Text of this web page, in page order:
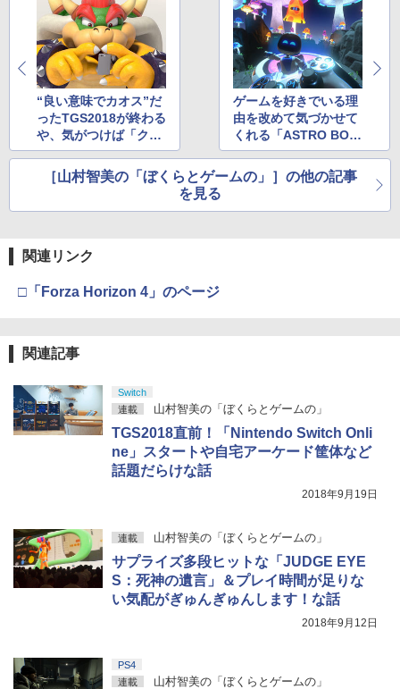
Switch2 ケース スイッチ2 Nintendo 対
応 スイッチ スイッチツー 名入れ かわい
い ニンテンドースイッチ カバー ポーチ
switch Lite 新型 本体 ジョイコン ソフ
ト ケーブル 収納可能 ポーチ クリスマス
ギフト クリスマス プレゼント 送料無料
￥1,300
【中古】Nintendo Switch 本体 (有機EL
モデル) HEG-S-KAAAA ホワイト 【202
1年10月】【ECセンター】保証期間1ヶ
Teacher's Pet OAV DVD 即納 dvd com
plete box Natural: Another Story 北米
版 Natural: Teacher's Pet USA正規品 -
Natural Another-Teacher's Pet 美少女
アニメ アニメ ナチュラル~Another~ 日
本語 英語 Teacher's Pet DVD コンプリ
ート
￥6,600
￥6,800
ニンテンドープリペイド番号 9000円|オ
ンラインコード版
￥9,000
ニンテンドープリペイド番号 5000円|オ
ンラインコード版
￥11,849
【純正品】DualSense ワイヤレスコン
トローラー ミッドナイト ブラック(CFI-
ZCT2J01)
￥10,737
【純正品】DualSense ワイヤレスコン
トローラー(CFI-ZCT2J)
【純正品】Xbox ワイヤレス コントロー
ラー (カーボンブラック)
￥8,020
【純正品】Xbox Elite ワイヤレス コン
トローラー Series 2 Core Edition (ホワ
劇場版「鬼滅の刃」無限城編 第一章 猗
窩座再来 通常版 [DVD]
￥3,523
4
劇場版「鬼滅の刃」無限城編 第一章 猗
窩座再来 完全生産限定版 [Blu-ray]
￥8,698
第三章 蛇神 (オリジナル特典:オリジナル
巾着＋メーカー特典:【坤と離】二振りの
“良い意味でカオス”だ
ったTGS2018が終わる
や、気がつけば「クッ
パ姫」が爆発的に広ま
っていた話
ゲームを好きでいる理
由を改めて気づかせて
くれる「ASTRO BOT:
RESCUE MISSION」
の話
［山村智美の「ぼくらとゲームの」］の他の記事
を見る
関連リンク
□「Forza Horizon 4」のページ
関連記事
Switch
連載
山村智美の「ぼくらとゲームの」
TGS2018直前！「Nintendo Switch Onli
ne」スタートや自宅アーケード筐体など
話題だらけな話
2018年9月19日
連載 山村智美の「ぼくらとゲームの」
サプライズ多段ヒットな「JUDGE EYE
S：死神の遺言」＆プレイ時間が足りな
い気配がぎゅんぎゅんします！な話
2018年9月12日
PS4
連載
山村智美の「ぼくらとゲームの」